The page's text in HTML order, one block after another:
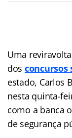
Uma
dos concursos
estado, Carlos
nesta quinta-
como a banca
de segurança